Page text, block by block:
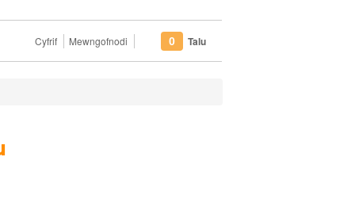
Cyfrif Mewngofnodi 0 Talu